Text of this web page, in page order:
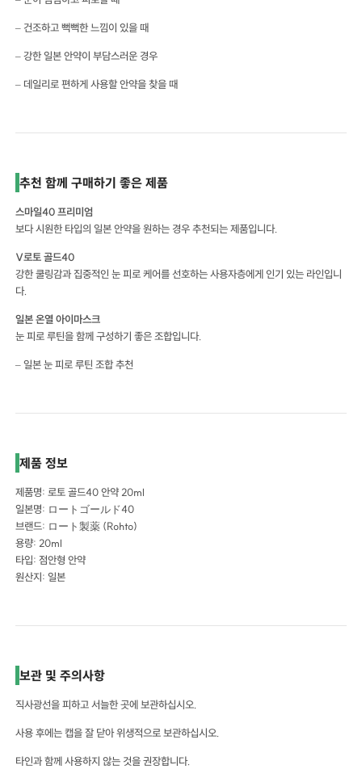
– 건조하고 뻑뻑한 느낌이 있을 때
– 강한 일본 안약이 부담스러운 경우
– 데일리로 편하게 사용할 안약을 찾을 때
추천 함께 구매하기 좋은 제품
스마일40 프리미엄
보다 시원한 타입의 일본 안약을 원하는 경우 추천되는 제품입니다.
V로토 골드40
강한 쿨링감과 집중적인 눈 피로 케어를 선호하는 사용자층에게 인기 있는 라인입니
다.
일본 온열 아이마스크
눈 피로 루틴을 함께 구성하기 좋은 조합입니다.
– 일본 눈 피로 루틴 조합 추천
제품 정보
제품명: 로토 골드40 안약 20ml
일본명: ロートゴールド40
브랜드: ロート製薬 (Rohto)
용량: 20ml
타입: 점안형 안약
원산지: 일본
보관 및 주의사항
직사광선을 피하고 서늘한 곳에 보관하십시오.
사용 후에는 캡을 잘 닫아 위생적으로 보관하십시오.
타인과 함께 사용하지 않는 것을 권장합니다.